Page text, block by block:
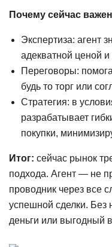
Почему сейчас
Экспертиза: агент
адекватной ценой
Переговоры:
будь то торг или
Стратегия: в
разрабатывает
покупки,
Итог: сейчас рынок
подхода. Агент — не
проводник через все
успешной сделки. Без
деньги или выгодный